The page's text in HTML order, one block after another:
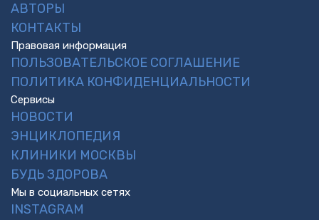
АВТОРЫ
КОНТАКТЫ
Правовая информация
ПОЛЬЗОВАТЕЛЬСКОЕ СОГЛАШЕНИЕ
ПОЛИТИКА КОНФИДЕНЦИАЛЬНОСТИ
Сервисы
НОВОСТИ
ЭНЦИКЛОПЕДИЯ
КЛИНИКИ МОСКВЫ
БУДЬ ЗДОРОВА
Мы в социальных сетях
INSTAGRAM